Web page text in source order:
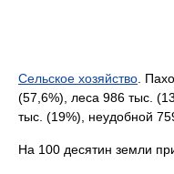
Сельское хозяйство .
(57,6%), леса 986 тыс.
тыс. (19%), неудобной
На 100 десятин земли